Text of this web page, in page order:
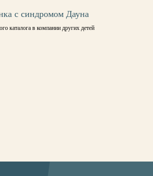
с синдромом Дауна
каталога в компании других детей